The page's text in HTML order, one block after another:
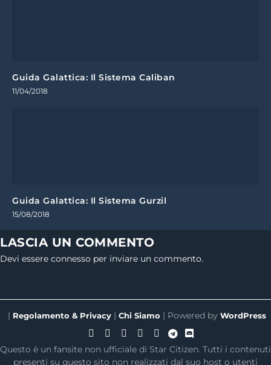
Guida Galattica: Il Sistema Caliban
11/04/2018
Guida Galattica: Il Sistema Gurzil
15/08/2018
LASCIA UN COMMENTO
Devi essere connesso per inviare un commento.
| Regolamento & Privacy | Chi Siamo | Powered by WordPress
Questo è un fansite non ufficiale di Star Citizen. Tutti i contenuti
presenti su questo sito non realizzati dal suo host o utenti